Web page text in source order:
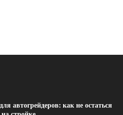
автогрейдеров: как не остаться